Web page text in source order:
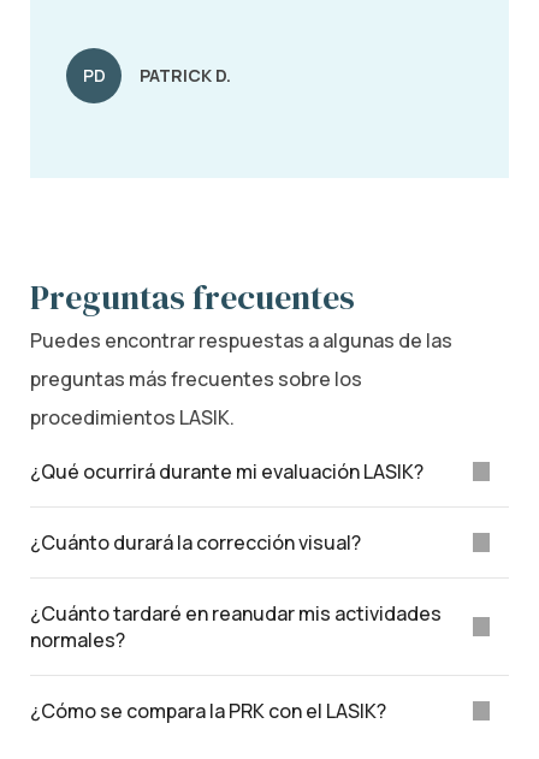
PD PATRICK D.
Preguntas frecuentes
Puedes encontrar respuestas a algunas de las
preguntas más frecuentes sobre los
procedimientos LASIK.
¿Qué ocurrirá durante mi evaluación LASIK?
¿Cuánto durará la corrección visual?
¿Cuánto tardaré en reanudar mis actividades
normales?
¿Cómo se compara la PRK con el LASIK?